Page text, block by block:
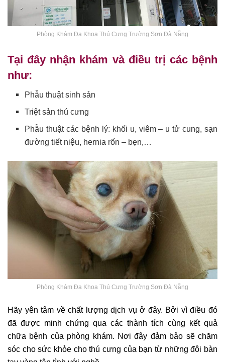
Phòng Khám Đa Khoa Thú Cưng Trường Sơn Đà Nẵng
Tại đây nhận khám và điều trị các bệnh
như:
Phẫu thuật sinh sản
Triệt sản thú cưng
Phẫu thuật các bệnh lý: khối u, viêm – u tử cung, sạn
đường tiết niệu, hernia rốn – bẹn,…
Phòng Khám Đa Khoa Thú Cưng Trường Sơn Đà Nẵng
Hãy yên tâm về chất lượng dịch vụ ở đây. Bởi vì điều đó
đã được minh chứng qua các thành tích cùng kết quả
chữa bệnh của phòng khám. Nơi đây đảm bảo sẽ chăm
sóc cho sức khỏe cho thú cưng của bạn từ những đôi bàn